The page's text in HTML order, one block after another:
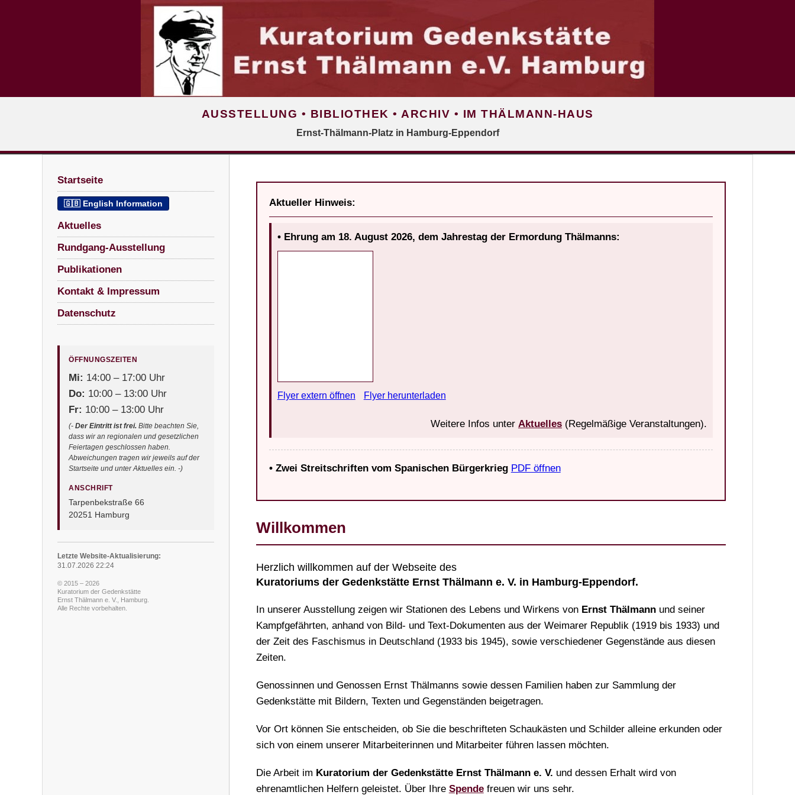
AUSSTELLUNG • BIBLIOTHEK • ARCHIV • IM THÄLMANN-HAUS
Ernst-Thälmann-Platz in Hamburg-Eppendorf
Startseite
🇬🇧 English Information
Aktuelles
Rundgang-Ausstellung
Publikationen
Kontakt & Impressum
Datenschutz
ÖFFNUNGSZEITEN
Mi: 14:00 – 17:00 Uhr
Do: 10:00 – 13:00 Uhr
Fr: 10:00 – 13:00 Uhr
(- Der Eintritt ist frei. Bitte beachten Sie,
dass wir an regionalen und gesetzlichen
Feiertagen geschlossen haben.
Abweichungen tragen wir jeweils auf der
Startseite und unter Aktuelles ein. -)
ANSCHRIFT
Tarpenbekstraße 66
20251 Hamburg
Letzte Website-Aktualisierung:
31.07.2026 22:24
© 2015 – 2026
Kuratorium der Gedenkstätte
Ernst Thälmann e. V., Hamburg.
Alle Rechte vorbehalten.
Aktueller Hinweis:
• Ehrung am 18. August 2026, dem Jahrestag der Ermordung Thälmanns:
Flyer extern öffnen Flyer herunterladen
Weitere Infos unter Aktuelles (Regelmäßige Veranstaltungen).
• Zwei Streitschriften vom Spanischen Bürgerkrieg PDF öffnen
Willkommen
Herzlich willkommen auf der Webseite des
Kuratoriums der Gedenkstätte Ernst Thälmann e. V. in Hamburg-Eppendorf.
In unserer Ausstellung zeigen wir Stationen des Lebens und Wirkens von Ernst Thälmannund seiner
Kampfgefährten, anhand von Bild- und Text-Dokumenten aus der Weimarer Republik (1919 bis 1933) und
der Zeit des Faschismus in Deutschland (1933 bis 1945), sowie verschiedener Gegenstände aus diesen
Zeiten.
Genossinnen und Genossen Ernst Thälmanns sowie dessen Familien haben zur Sammlung der
Gedenkstätte mit Bildern, Texten und Gegenständen beigetragen.
Vor Ort können Sie entscheiden, ob Sie die beschrifteten Schaukästen und Schilder alleine erkunden oder
sich von einem unserer Mitarbeiterinnen und Mitarbeiter führen lassen möchten.
Die Arbeit im Kuratorium der Gedenkstätte Ernst Thälmann e. V. und dessen Erhalt wird von
ehrenamtlichen Helfern geleistet. Über Ihre Spendefreuen wir uns sehr.